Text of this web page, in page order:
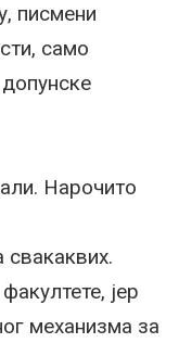
писмени
само
Нарочито
јер
механизма за